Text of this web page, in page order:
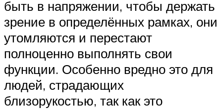
быть в напряжении, чтобы держать
зрение в определённых рамках, они
утомляются и перестают
полноценно выполнять свои
функции. Особенно вредно это для
людей, страдающих
близорукостью, так как это